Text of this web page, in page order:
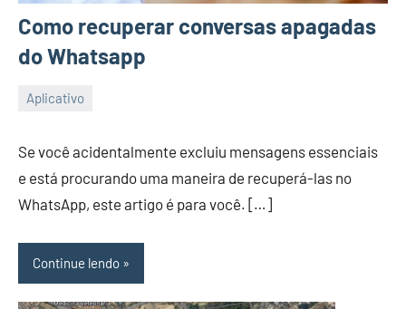
Como recuperar conversas apagadas
do Whatsapp
Aplicativo
26/12/2023
Vanessa
Se você acidentalmente excluiu mensagens essenciais
e está procurando uma maneira de recuperá-las no
WhatsApp, este artigo é para você. […]
Continue lendo